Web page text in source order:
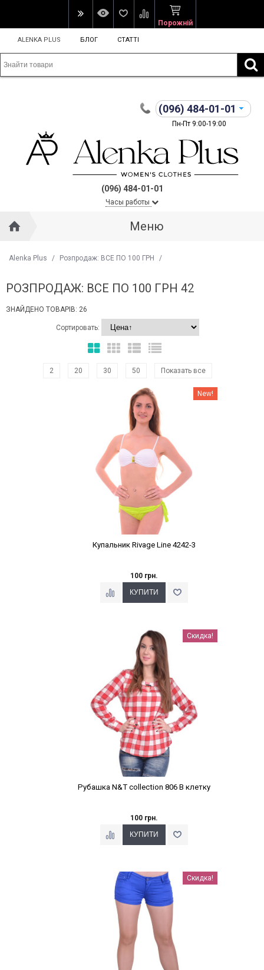
Порожній
ALENKA PLUS БЛОГ СТАТТІ
(096) 484-01-01
Пн-Пт 9:00-19:00
(096) 484-01-01
Часы работы
Меню
Alenka Plus / Розпродаж: ВСЕ ПО 100 ГРН /
РОЗПРОДАЖ: ВСЕ ПО 100 ГРН 42
ЗНАЙДЕНО ТОВАРІВ: 26
Сортировать:
2 20 30 50 Показать все
Наклейки Варіант з % New!
Купальник Rivage Line 4242-3
100 грн.
Наклейки Варіант з % Скидка!
Рубашка N&T collection 806 В клетку
100 грн.
Наклейки Варіант з % Скидка!